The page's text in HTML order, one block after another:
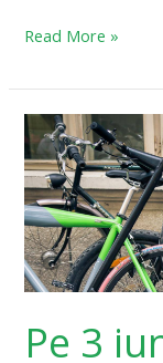
Read More »
Pe 3
Pe
3
iunie,
ziua
internațională
a
Legea